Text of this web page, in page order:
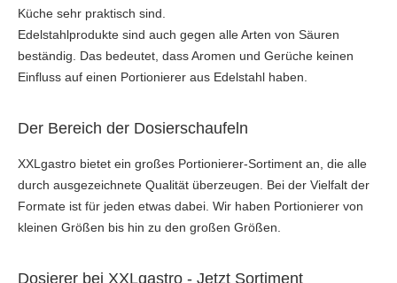
Küche sehr praktisch sind.
Edelstahlprodukte sind auch gegen alle Arten von Säuren
beständig. Das bedeutet, dass Aromen und Gerüche keinen
Einfluss auf einen Portionierer aus Edelstahl haben.
Der Bereich der Dosierschaufeln
XXLgastro bietet ein großes Portionierer-Sortiment an, die alle
durch ausgezeichnete Qualität überzeugen. Bei der Vielfalt der
Formate ist für jeden etwas dabei. Wir haben Portionierer von
kleinen Größen bis hin zu den großen Größen.
Dosierer bei XXLgastro - Jetzt Sortiment